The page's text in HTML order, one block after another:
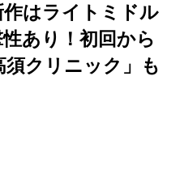
はライトミドル
あり！初回から
須クリニック」も